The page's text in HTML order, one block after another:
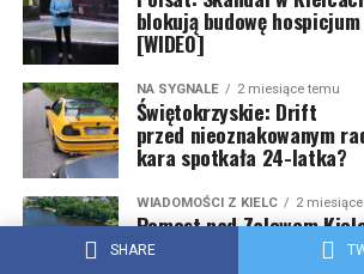
SHARE
blokują budowę
[WIDEO]
NA SYGNALE 2 miesiące temu
Świętokrzyskie: Drift
przed nieoznakowanym
kara spotkała 24-latka?
WIADOMOŚCI Z KIELC 2
Pomost nad Zalewem
Obiekt w złym stanie